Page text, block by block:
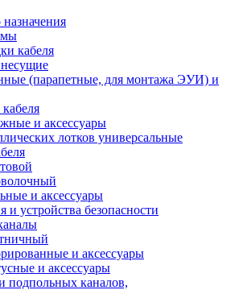
кабеля
(парапетные, для монтажа ЭУИ) и
и аксессуары
лотков универсальные
и аксессуары
и устройства безопасности
и аксессуары
и аксессуары
подпольных каналов,